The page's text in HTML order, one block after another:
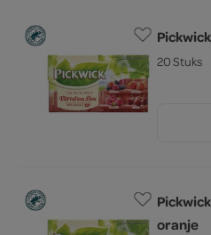
20 Stuks
oranje